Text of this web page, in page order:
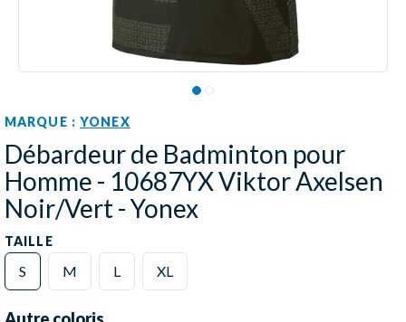
MARQUE :YONEX
Débardeur de Badminton pour
Homme - 10687YX Viktor Axelsen
Noir/Vert - Yonex
TAILLE
S M L XL